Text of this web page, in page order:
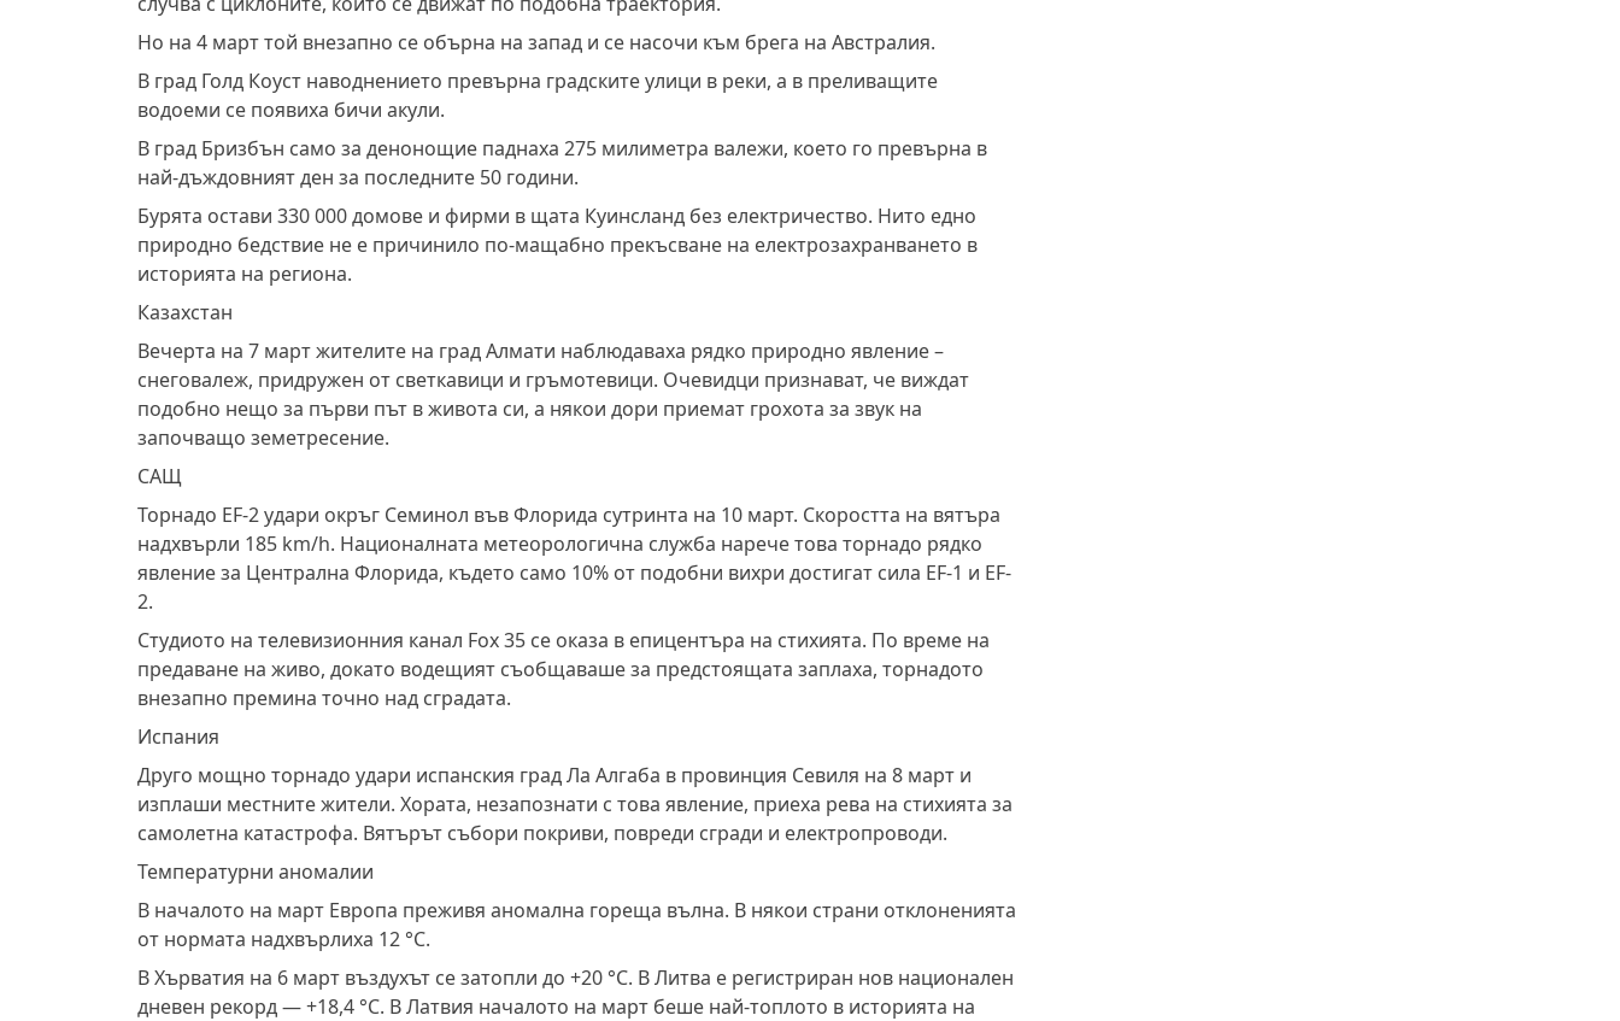
Но на 4 март той внезапно се обърна на запад и се насочи към брега на Австралия.
В град Голд Коуст наводнението превърна градските улици в реки, а в преливащите
водоеми се появиха бичи акули.
В град Бризбън само за денонощие паднаха 275 милиметра валежи, което го превърна в
най-дъждовният ден за последните 50 години.
Бурята остави 330 000 домове и фирми в щата Куинсланд без електричество. Нито едно
природно бедствие не е причинило по-мащабно прекъсване на електрозахранването в
историята на региона.
Казахстан
Вечерта на 7 март жителите на град Алмати наблюдаваха рядко природно явление –
снеговалеж, придружен от светкавици и гръмотевици. Очевидци признават, че виждат
подобно нещо за първи път в живота си, а някои дори приемат грохота за звук на
започващо земетресение.
САЩ
Торнадо EF-2 удари окръг Семинол във Флорида сутринта на 10 март. Скоростта на вятъра
надхвърли 185 km/h. Националната метеорологична служба нарече това торнадо рядко
явление за Централна Флорида, където само 10% от подобни вихри достигат сила EF-1 и EF-
2.
Студиото на телевизионния канал Fox 35 се оказа в епицентъра на стихията. По време на
предаване на живо, докато водещият съобщаваше за предстоящата заплаха, торнадото
внезапно премина точно над сградата.
Испания
Друго мощно торнадо удари испанския град Ла Алгаба в провинция Севиля на 8 март и
изплаши местните жители. Хората, незапознати с това явление, приеха рева на стихията за
самолетна катастрофа. Вятърът събори покриви, повреди сгради и електропроводи.
Температурни аномалии
В началото на март Европа преживя аномална гореща вълна. В някои страни отклоненията
от нормата надхвърлиха 12 °C.
В Хърватия на 6 март въздухът се затопли до +20 °C. В Литва е регистриран нов национален
дневен рекорд — +18,4 °C. В Латвия началото на март беше най-топлото в историята на